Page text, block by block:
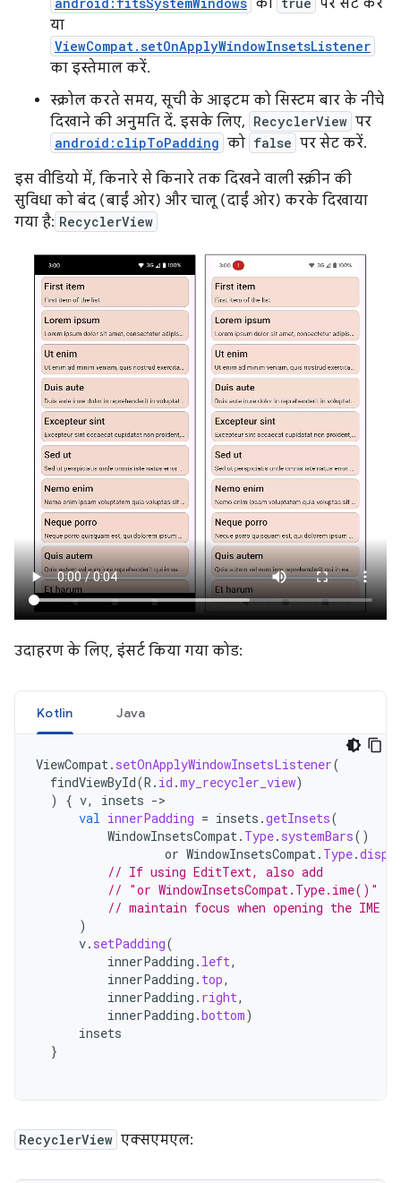
को
पर सेट करें
या
ViewCompat.setOnApplyWindowInsetsListener
का इस्तेमाल करें.
स्क्रोल करते समय, सूची के आइटम को सिस्टम बार के नीचे
दिखाने की अनुमति दें. इसके लिए, RecyclerView पर
android:clipToPadding को false पर सेट करें.
इस वीडियो में, किनारे से किनारे तक दिखने वाली स्क्रीन की
सुविधा को बंद (बाईं ओर) और चालू (दाईं ओर) करके दिखाया
गया है: RecyclerView
उदाहरण के लिए, इंसर्ट किया गया कोड:
Kotlin Java
ViewCompat. setOnApplyWindowInsetsListener(
findViewById(R . id .my_recycler_view)
)
{ v, insets ->
val innerPadding = insets .getInsets(
WindowInsetsCompat. Type. systemBars()
or WindowInsetsCompat. Type.
// If using EditText, also add
// "or WindowInsetsCompat.Type.ime()" to
// maintain focus when opening the IME
)
v. setPadding(
innerPadding . left,
innerPadding . top,
innerPadding . right,
innerPadding .bottom)
insets
}
RecyclerView एक्सएमएल: